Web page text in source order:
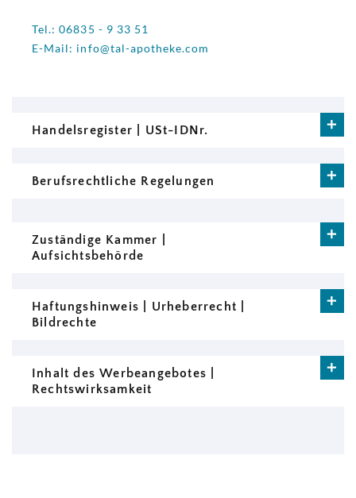
Tel.: 06835 - 9 33 51
E-Mail: info@tal-apotheke.com
Handelsregister | USt-IDNr.
Berufsrechtliche Regelungen
Zuständige Kammer |
Aufsichtsbehörde
Haftungshinweis | Urheberrecht |
Bildrechte
Inhalt des Werbeangebotes |
Rechtswirksamkeit